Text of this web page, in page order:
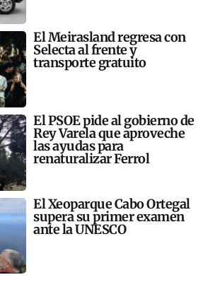
El Meirasland regresa con
Selecta al frente y
transporte gratuito
El PSOE pide al gobierno de
Rey Varela que aproveche
las ayudas para
renaturalizar Ferrol
El Xeoparque Cabo Ortegal
supera su primer examen
ante la UNESCO